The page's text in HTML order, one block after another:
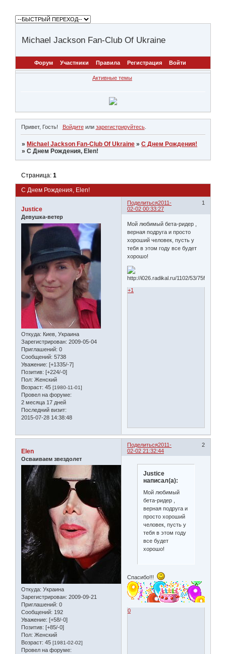
Michael Jackson Fan-Club Of Ukraine
Форум Участники Правила Регистрация Войти
Активные темы
Привет, Гость! Войдитеили зарегистрируйтесь.
» Michael Jackson Fan-Club Of Ukraine »С Днем Рождения!
»С Днем Рождения, Elen!
С Днем Рождения, Elen!
Страница:1
Поделиться 1
2011-
02-02 00:33:27
Justice
Девушка-ветер
Откуда: Киев, Украина
Зарегистрирован: 2009-05-04
Приглашений: 0
Сообщений: 5738
Уважение: [+1335/-7]
Позитив: [+224/-0]
Пол: Женский
Возраст: 45 [1980-11-01]
Провел на форуме:
2 месяца 17 дней
Последний визит:
2015-07-28 14:38:48
Мой любимый бета-ридер ,
верная подруга и просто
хороший человек, пусть у
тебя в этом году все будет
хорошо!
+1
Поделиться 2
2011-
02-02 21:32:44
Elen
Осваиваем звездолет
Откуда: Украина
Зарегистрирован: 2009-09-21
Приглашений: 0
Сообщений: 192
Уважение: [+58/-0]
Позитив: [+85/-0]
Пол: Женский
Возраст: 45 [1981-02-02]
Провел на форуме:
Justice
написал(а):
Мой любимый
бета-ридер ,
верная подруга и
просто хороший
человек, пусть у
тебя в этом году
все будет
хорошо!
Спасибо!!!
0